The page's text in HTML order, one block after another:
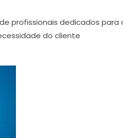
profissionais dedicados para
do cliente